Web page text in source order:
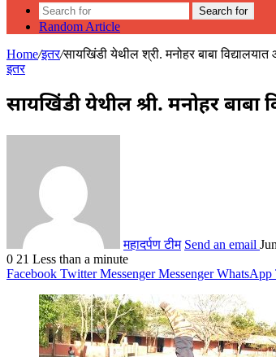
Search for
Random Article
Home/इतर/सायखिंडी येथील श्री. मनोहर बाबा विद्यालयात
इतर
सायखिंडी येथील श्री. मनोहर बाबा
महादर्पण टीम Send an email
0 21 Less than a minute
Facebook Twitter Messenger Messenger WhatsApp